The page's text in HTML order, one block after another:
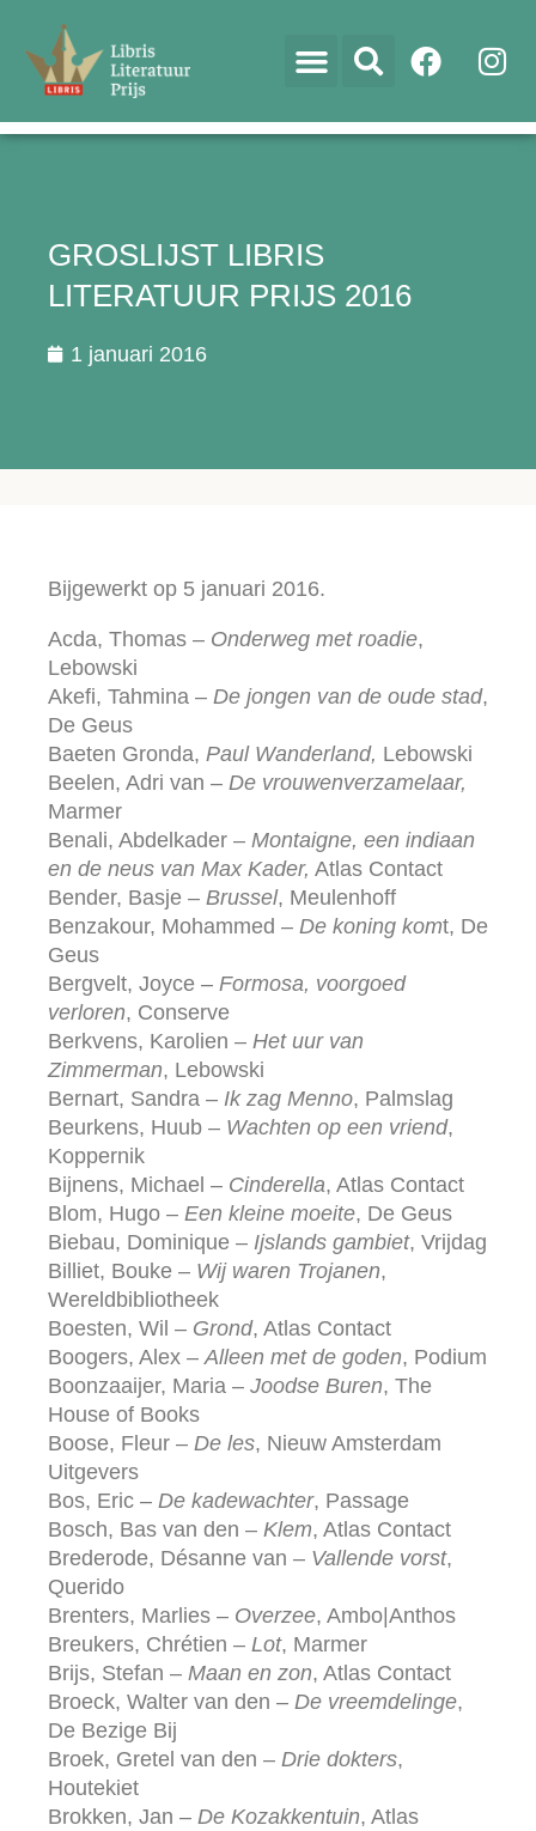
GROSLIJST LIBRIS
LITERATUUR PRIJS 2016
1 januari 2016
Bijgewerkt op 5 januari 2016.
Acda, Thomas – Onderweg met roadie,
Lebowski
Akefi, Tahmina – De jongen van de oude stad,
De Geus
Baeten Gronda, Paul Wanderland, Lebowski
Beelen, Adri van – De vrouwenverzamelaar,
Marmer
Benali, Abdelkader – Montaigne, een indiaan
en de neus van Max Kader, Atlas Contact
Bender, Basje – Brussel, Meulenhoff
Benzakour, Mohammed – De koning komt, De
Geus
Bergvelt, Joyce – Formosa, voorgoed
verloren, Conserve
Berkvens, Karolien – Het uur van
Zimmerman, Lebowski
Bernart, Sandra – Ik zag Menno, Palmslag
Beurkens, Huub – Wachten op een vriend,
Koppernik
Bijnens, Michael – Cinderella, Atlas Contact
Blom, Hugo – Een kleine moeite, De Geus
Biebau, Dominique – Ijslands gambiet, Vrijdag
Billiet, Bouke – Wij waren Trojanen,
Wereldbibliotheek
Boesten, Wil – Grond, Atlas Contact
Boogers, Alex –Alleen met de goden, Podium
Boonzaaijer, Maria – Joodse Buren, The
House of Books
Boose, Fleur – De les, Nieuw Amsterdam
Uitgevers
Bos, Eric – De kadewachter, Passage
Bosch, Bas van den – Klem, Atlas Contact
Brederode, Désanne van – Vallende vorst,
Querido
Brenters, Marlies – Overzee, Ambo|Anthos
Breukers, Chrétien – Lot, Marmer
Brijs, Stefan – Maan en zon, Atlas Contact
Broeck, Walter van den – De vreemdelinge,
De Bezige Bij
Broek, Gretel van den – Drie dokters,
Houtekiet
Brokken, Jan – De Kozakkentuin, Atlas